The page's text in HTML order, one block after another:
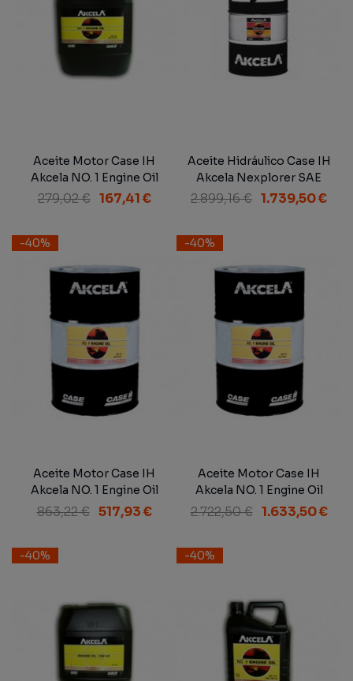
Aceite Motor Case IH
Akcela NO. 1 Engine Oil
15W-40 MS 1121 SAE 15W-
279,02 € 167,41 €
Aceite Hidráulico Case IH
Akcela Nexplorer SAE
10W/30 MAT 3525 200 L
2.899,16 € 1.739,50 €
-40%
Aceite Motor Case IH
Akcela NO. 1 Engine Oil
15W-40 MS 1121 SAE 15W-
863,22 € 517,93 €
-40%
Aceite Motor Case IH
Akcela NO. 1 Engine Oil
15W-40 MS 1121 SAE 15W-
2.722,50 € 1.633,50 €
-40% -40%